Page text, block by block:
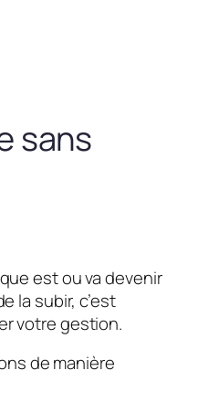
sans
est ou va devenir
la subir, c’est
votre gestion.
de manière